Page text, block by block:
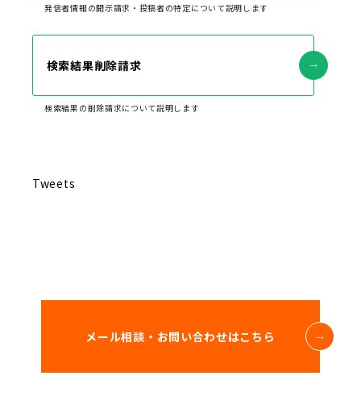
発信者情報の開示請求・投稿者の特定について説明します
検索結果削除請求
検索結果の削除請求について説明します
Tweets
メール相談・お問い合わせはこちら